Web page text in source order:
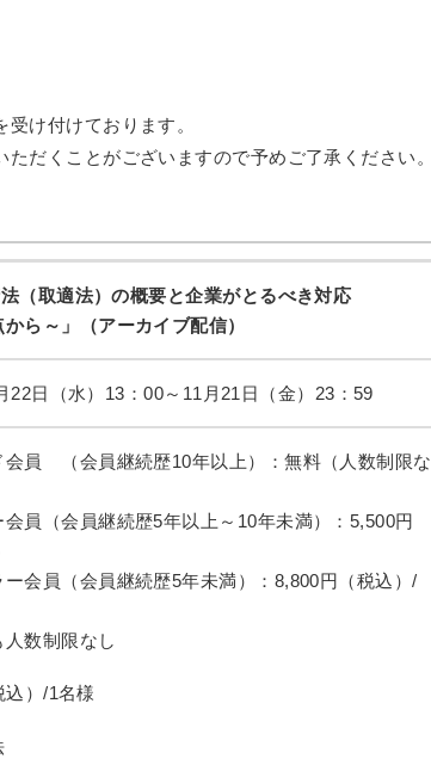
け付けております。
だくことがございますので予めご了承ください。
（取適法）の概要と企業がとるべき対応
ら～」（アーカイブ配信）
22日（水）13：00～11月21日（金）23：59
員 （会員継続歴10年以上）：無料（人数制限な
員（会員継続歴5年以上～10年未満）：5,500円
会員（会員継続歴5年未満）：8,800円（税込）/
数制限なし
）/1名様